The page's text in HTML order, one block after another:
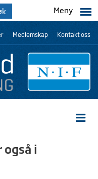
Meny
Medlemskap Kontakt oss
i